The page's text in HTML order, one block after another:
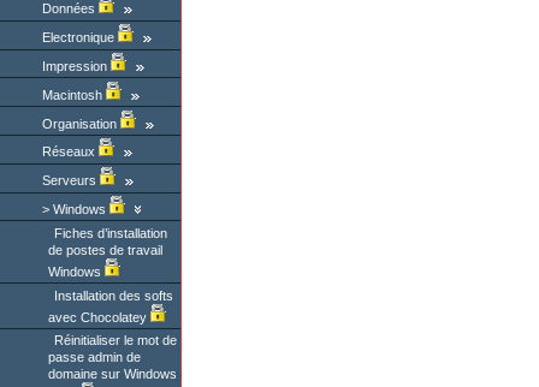
Données
Electronique
Impression
Macintosh
Organisation
Réseaux
Serveurs
Windows
Fiches d’installation
de postes de travail
Windows
Installation des softs
avec Chocolatey
Réinitialiser le mot de
passe admin de
domaine sur Windows